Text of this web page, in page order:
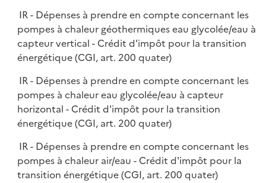
IR - Dépenses à prendre en compte concernant les
pompes à chaleur géothermiques eau glycolée/eau à
capteur vertical - Crédit d'impôt pour la transition
énergétique (CGI, art. 200 quater)
IR - Dépenses à prendre en compte concernant les
pompes à chaleur eau glycolée/eau à capteur
horizontal - Crédit d'impôt pour la transition
énergétique (CGI, art. 200 quater)
IR - Dépenses à prendre en compte concernant les
pompes à chaleur air/eau - Crédit d'impôt pour la
transition énergétique (CGI, art. 200 quater)